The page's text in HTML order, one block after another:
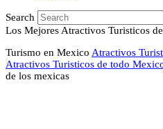
Search
Los Mejores Atractivos Turisticos
Turismo en Mexico Atractivos
Atractivos Turisticos de todo
de los mexicas